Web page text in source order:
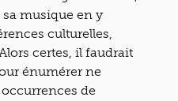
musique en y
culturelles,
certes, il faudrait
énumérer ne
de